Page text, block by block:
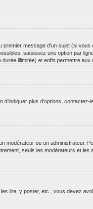
message d’un sujet (si
saisissez une option par
illimitée) et enfin permettre aux
plus d’options, contactez-
modérateur ou un administrateur.
seuls les modérateurs et
lire, y poster, etc., vous devez